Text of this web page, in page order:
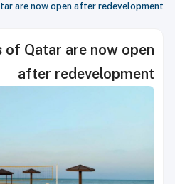
are now open after redevelopment
of Qatar are now open
after redevelopment